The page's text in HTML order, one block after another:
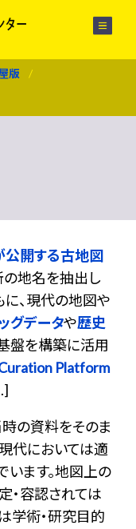
版
公開する古地図
地名を抽出し
、現代の地図や
グデータや歴史
盤を構築に活用
Platform
の資料をそのま
代においては適
ます。地図上の
・容認されては
学術・研究目的